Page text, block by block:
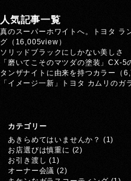
人気記事一覧
真のスーパーホワイトへ。トヨタ ラ
グ （16,005view）
ソリッドブラックにしかない美しさ
「磨いてこそのマツダの塗装」CX-5
タンザナイトに由来を持つカラー
（
「イメージ一新」トヨタ カムリのガ
カテゴリー
あきらめてはいませんか？ (1)
お店選びは慎重に (2)
お引き渡し (1)
オーナー会議 (2)